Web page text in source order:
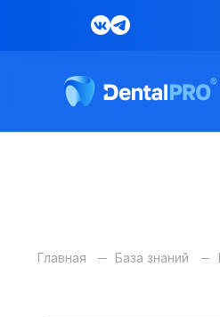
Главная База знаний